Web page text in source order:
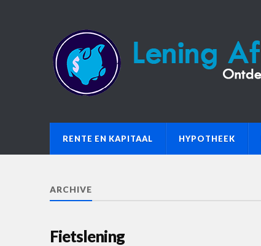
RENTE EN KAPITAAL HYPOTHEEK
ARCHIVE
Fietslening